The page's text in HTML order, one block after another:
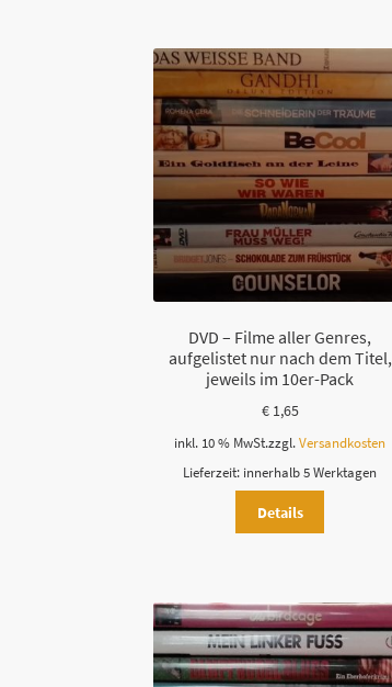
DVD – Filme aller Genres,
aufgelistet nur nach dem Titel,
jeweils im 10er-Pack
€1,65
inkl. 10 % MwSt.zzgl.Versandkosten
Lieferzeit: innerhalb 5 Werktagen
Details